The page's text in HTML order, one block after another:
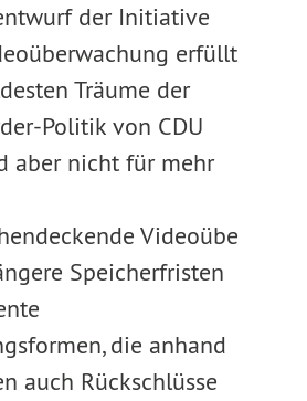
der Initiative
erfüllt
Träume der
Politik von CDU
aber nicht für mehr
Videoübe
Speicherfristen
die anhand
auch Rückschlüsse